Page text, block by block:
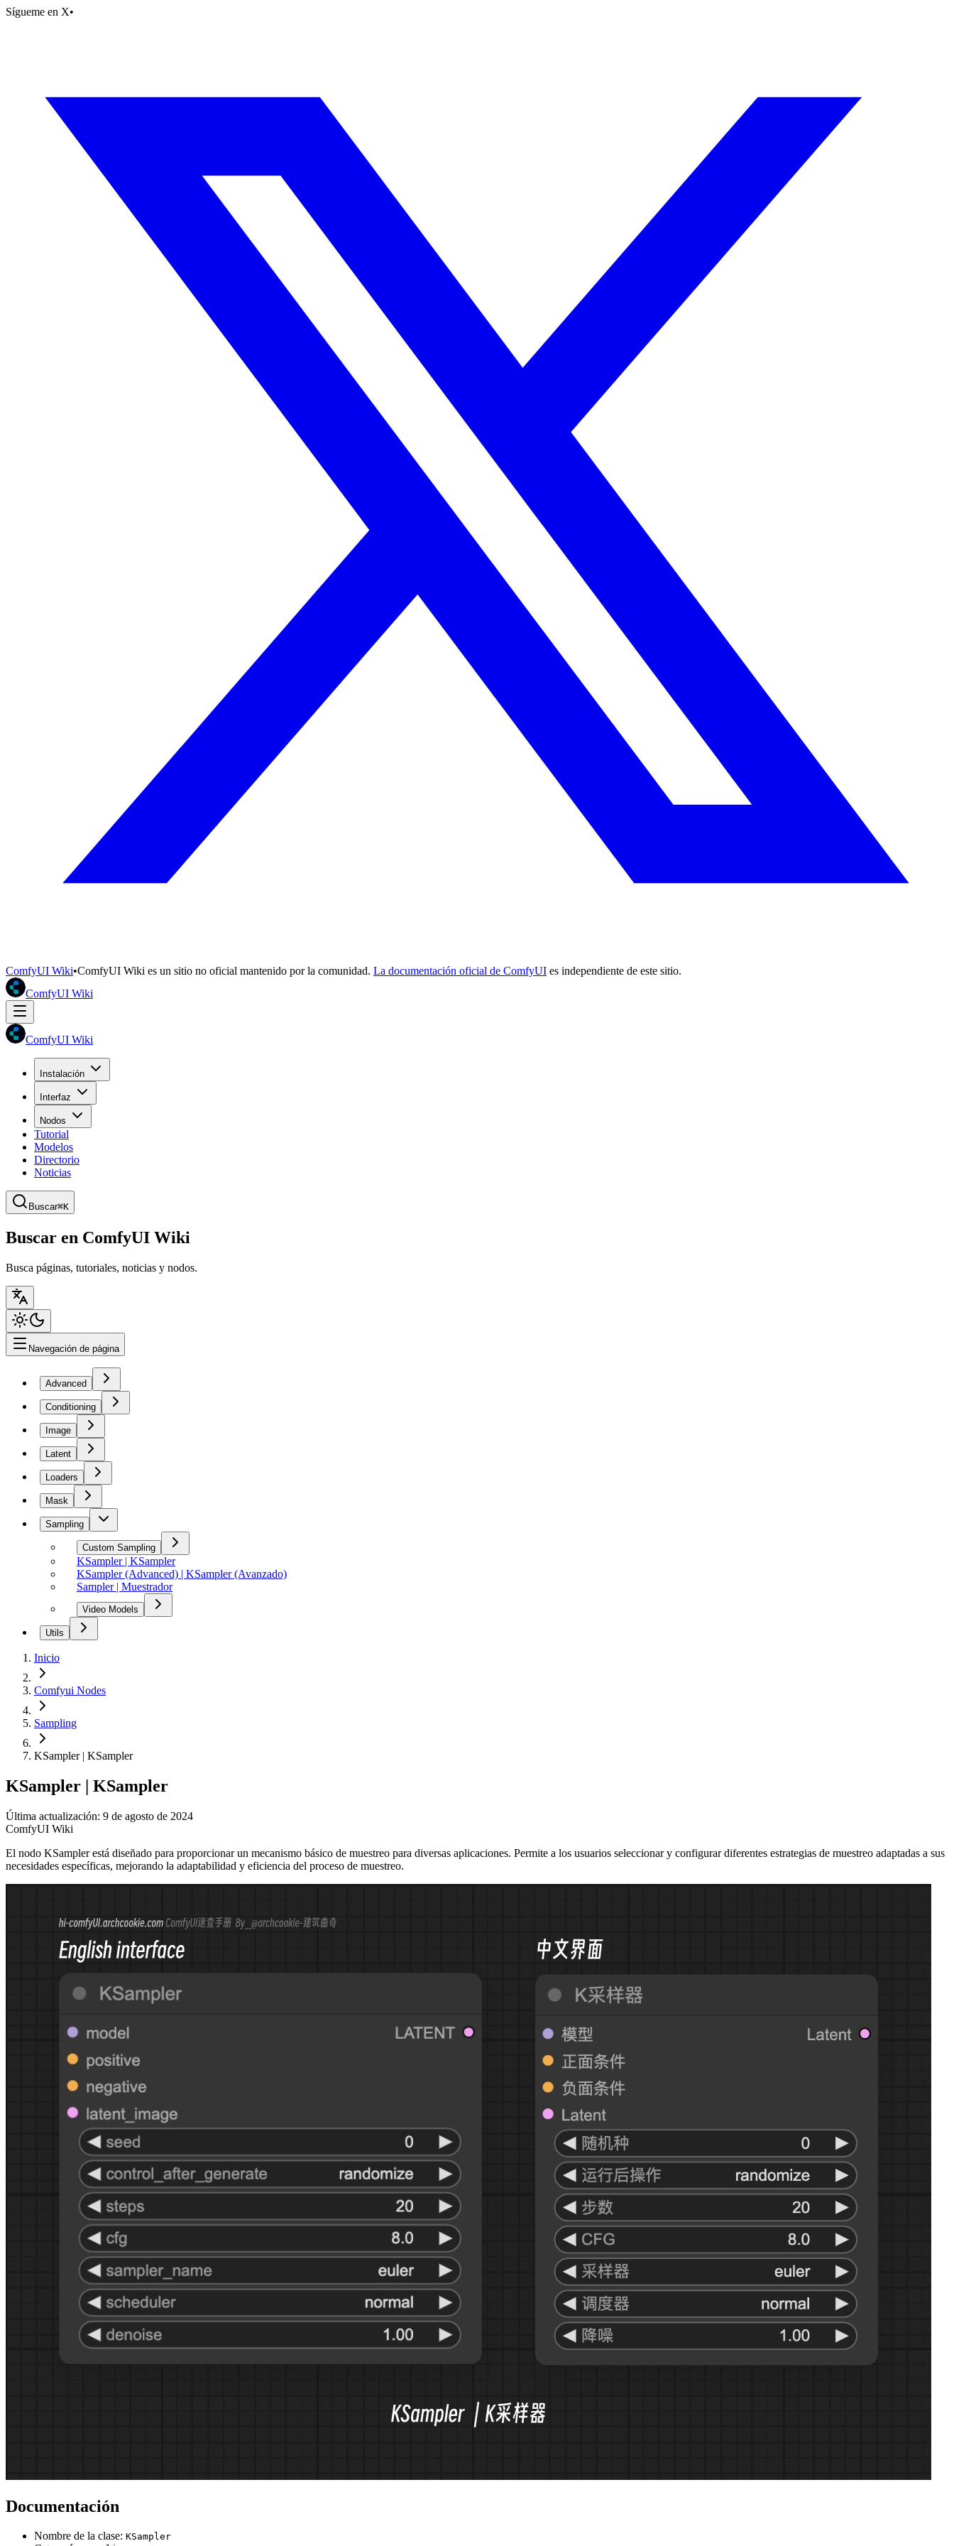
Sígueme en X•
ComfyUI Wiki•ComfyUI Wiki es un sitio no oficial mantenido por la comunidad. La documentación oficial de ComfyUI es independiente de este sitio.
ComfyUI Wiki
ComfyUI Wiki
Instalación
Interfaz
Nodos
Tutorial
Modelos
Directorio
Noticias
Buscar⌘K
Buscar en ComfyUI Wiki
Busca páginas, tutoriales, noticias y nodos.
Navegación de página
Advanced
Conditioning
Image
Latent
Loaders
Mask
Sampling
Custom Sampling
KSampler | KSampler
KSampler (Advanced) | KSampler (Avanzado)
Sampler | Muestrador
Video Models
Utils
Inicio
Comfyui Nodes
Sampling
KSampler | KSampler
KSampler | KSampler
Última actualización: 9 de agosto de 2024
ComfyUI Wiki
El nodo KSampler está diseñado para proporcionar un mecanismo básico de muestreo para diversas aplicaciones. Permite a los usuarios seleccionar y configurar diferentes estrategias de muestreo adaptadas a sus
necesidades específicas, mejorando la adaptabilidad y eficiencia del proceso de muestreo.
Documentación
Nombre de la clase: KSampler